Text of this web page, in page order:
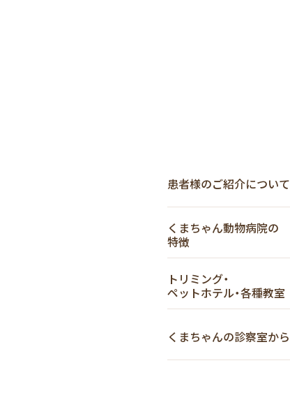
患者様のご紹介について
くまちゃん動物病院の
特徴
トリミング・
ペットホテル・各種教室
くまちゃんの診察室から